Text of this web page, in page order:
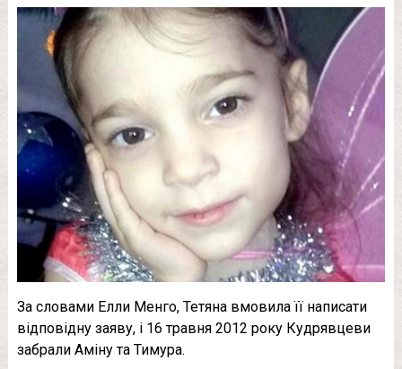
За словами Елли Менго, Тетяна вмовила її написати
відповідну заяву, і 16 травня 2012 року Кудрявцеви
забрали Аміну та Тимура.